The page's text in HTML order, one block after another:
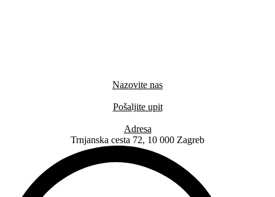
Nazovite nas
Pošaljite upit
Adresa
Trnjanska cesta 72, 10 000 Zagreb